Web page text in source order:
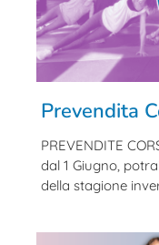
Prevendita
PREVENDITE
dal 1 Giugno,
della stagione